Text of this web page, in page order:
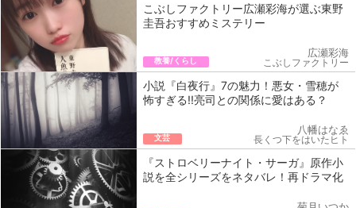
こぶしファクトリー広瀬彩海が選ぶ東野
圭吾おすすめミステリー
教養/くらし
広瀬彩海
こぶしファクトリー
小説『白夜行』7の魅力！悪女・雪穂が
怖すぎる!!亮司との関係に愛はある？
文芸
八幡はなゑ
長くつ下をはいたヒト
『ストロベリーナイト・サーガ』原作小
説を全シリーズをネタバレ！再ドラマ化